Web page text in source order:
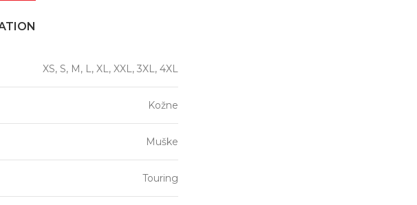
XS, S, M, L, XL, XXL, 3XL, 4XL
Kožne
Muške
Touring